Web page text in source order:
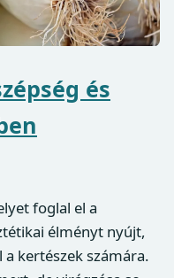
és
foglal el a
élményt nyújt,
kertészek számára.